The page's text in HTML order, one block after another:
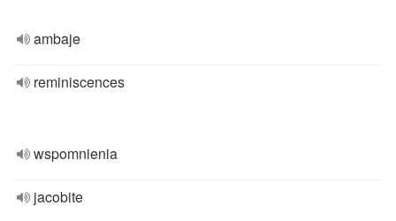
ambaje
reminiscences
wspomnienia
jacobite